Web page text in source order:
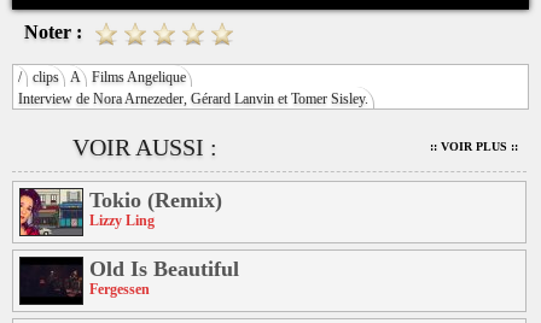
Play Mute Settings
PIP
/ clips A
Films Angelique
Interview de Nora Arnezeder, Gérard Lanvin et Tomer Sisley.
VOIR AUSSI : :: VOIR PLUS ::
Tokio (Remix)
Lizzy Ling
Old Is Beautiful
Fergessen
Noter :